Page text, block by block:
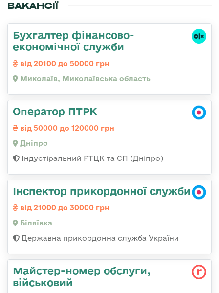
ВАКАНСІЇ
Бухгалтер фінансово-
економічної служби
від 20100 до 50000 грн
Миколаїв, Миколаївська область
Оператор ПТРК
від 50000 до 120000 грн
Дніпро
Індустіральний РТЦК та СП (Дніпро)
Інспектор прикордонної служби
від 21000 до 30000 грн
Біляївка
Державна прикордонна служба України
Майстеp-номеp обслуги,
військовий